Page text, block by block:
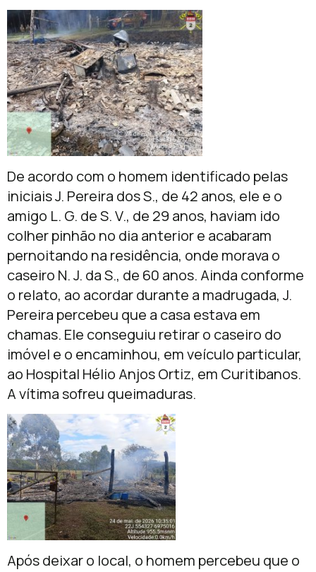
De acordo com o homem identificado pelas
iniciais J. Pereira dos S., de 42 anos, ele e o
amigo L. G. de S. V., de 29 anos, haviam ido
colher pinhão no dia anterior e acabaram
pernoitando na residência, onde morava o
caseiro N. J. da S., de 60 anos. Ainda conforme
o relato, ao acordar durante a madrugada, J.
Pereira percebeu que a casa estava em
chamas. Ele conseguiu retirar o caseiro do
imóvel e o encaminhou, em veículo particular,
ao Hospital Hélio Anjos Ortiz, em Curitibanos.
A vítima sofreu queimaduras.
Após deixar o local, o homem percebeu que o